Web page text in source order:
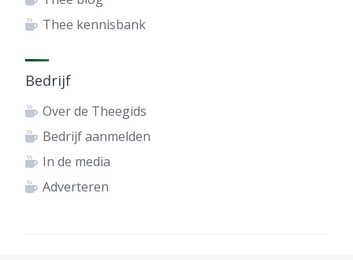
Thee kennisbank
Bedrijf
Over de Theegids
Bedrijf aanmelden
In de media
Adverteren